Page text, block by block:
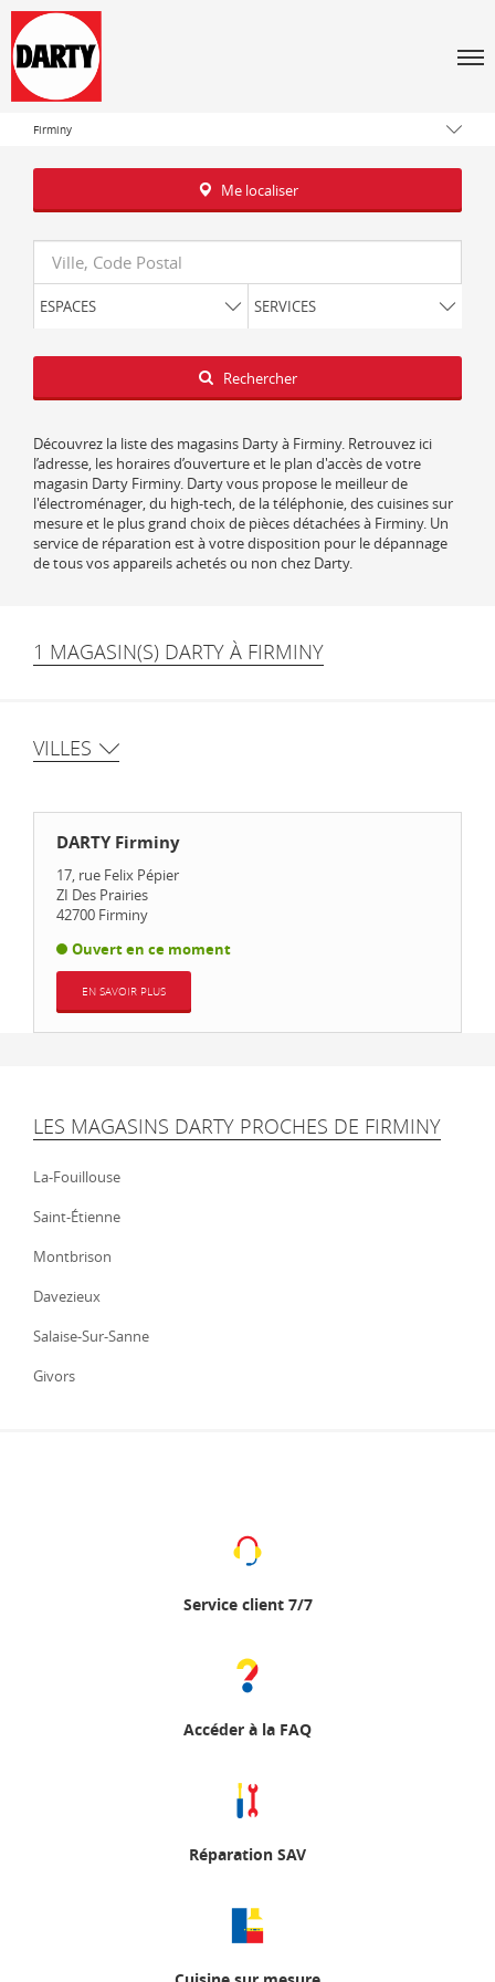
Tous les magasins Darty
Auvergne-Rhône-Alpes
Loire
Firminy
Me localiser
Requête
ESPACES SERVICES
Latitude
Longitude
Rechercher
Découvrez la liste des magasins Darty à Firminy. Retrouvez ici
l’adresse, les horaires d’ouverture et le plan d'accès de votre
magasin Darty Firminy. Darty vous propose le meilleur de
l'électroménager, du high-tech, de la téléphonie, des cuisines sur
mesure et le plus grand choix de pièces détachées à Firminy. Un
service de réparation est à votre disposition pour le dépannage
de tous vos appareils achetés ou non chez Darty.
1 MAGASIN(S) DARTY À FIRMINY
VILLES
DARTY Firminy
17, rue Felix Pépier
ZI Des Prairies
42700 Firminy
Ouvert en ce moment
EN SAVOIR PLUS
LES MAGASINS DARTY PROCHES DE FIRMINY
La-Fouillouse
Saint-Étienne
Montbrison
Davezieux
Salaise-Sur-Sanne
Givors
Service client 7/7
Accéder à la FAQ
Réparation SAV